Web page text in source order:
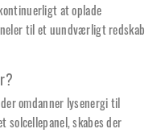
at oplade
til et uundværligt redskab
omdanner lysenergi til
solcellepanel, skabes der